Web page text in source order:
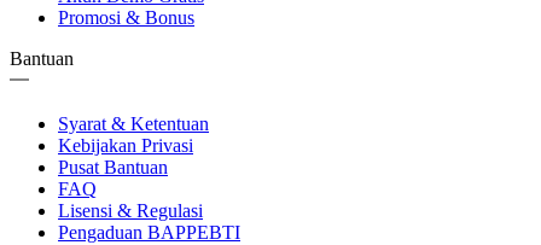
Promosi & Bonus
Bantuan
Syarat & Ketentuan
Kebijakan Privasi
Pusat Bantuan
FAQ
Lisensi & Regulasi
Pengaduan BAPPEBTI